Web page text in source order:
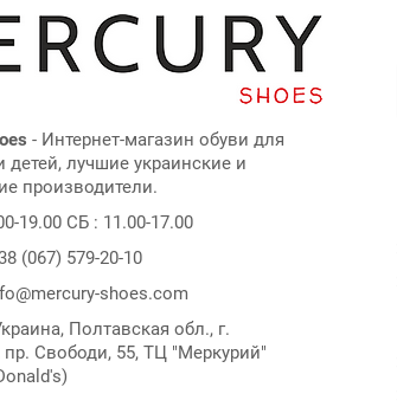
- Интернет-магазин обуви для
детей, лучшие украинские и
производители.
19.00 СБ : 11.00-17.00
(067) 579-20-10
shoes.com
Полтавская обл., г.
пр. Свободи, 55, ТЦ "Меркурий"